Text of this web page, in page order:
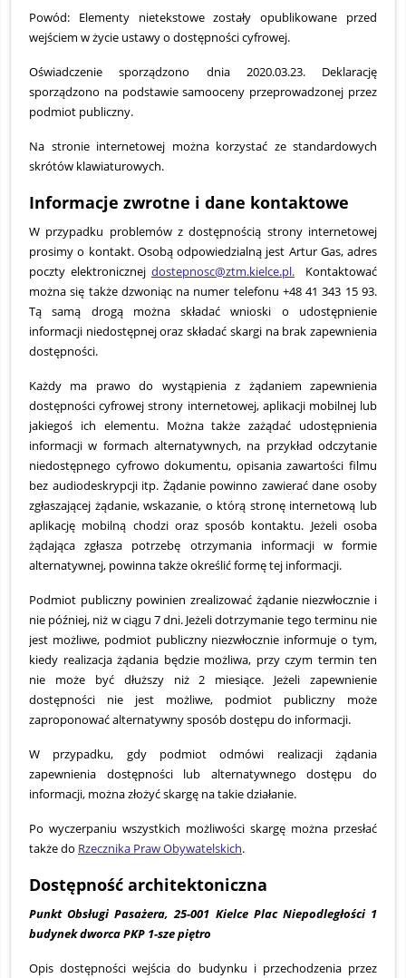
Powód: Elementy nietekstowe zostały opublikowane przed
wejściem w życie ustawy o dostępności cyfrowej.
Oświadczenie sporządzono dnia 2020.03.23. Deklarację
sporządzono na podstawie samooceny przeprowadzonej przez
podmiot publiczny.
Na stronie internetowej można korzystać ze standardowych
skrótów klawiaturowych.
Informacje zwrotne i dane kontaktowe
W przypadku problemów z dostępnością strony internetowej
prosimy o kontakt. Osobą odpowiedzialną jest Artur Gas, adres
poczty elektronicznej dostepnosc@ztm.kielce.pl. Kontaktować
można się także dzwoniąc na numer telefonu +48 41 343 15 93.
Tą samą drogą można składać wnioski o udostępnienie
informacji niedostępnej oraz składać skargi na brak zapewnienia
dostępności.
Każdy ma prawo do wystąpienia z żądaniem zapewnienia
dostępności cyfrowej strony internetowej, aplikacji mobilnej lub
jakiegoś ich elementu. Można także zażądać udostępnienia
informacji w formach alternatywnych, na przykład odczytanie
niedostępnego cyfrowo dokumentu, opisania zawartości filmu
bez audiodeskrypcji itp. Żądanie powinno zawierać dane osoby
zgłaszającej żądanie, wskazanie, o którą stronę internetową lub
aplikację mobilną chodzi oraz sposób kontaktu. Jeżeli osoba
żądająca zgłasza potrzebę otrzymania informacji w formie
alternatywnej, powinna także określić formę tej informacji.
Podmiot publiczny powinien zrealizować żądanie niezwłocznie i
nie później, niż w ciągu 7 dni. Jeżeli dotrzymanie tego terminu nie
jest możliwe, podmiot publiczny niezwłocznie informuje o tym,
kiedy realizacja żądania będzie możliwa, przy czym termin ten
nie może być dłuższy niż 2 miesiące. Jeżeli zapewnienie
dostępności nie jest możliwe, podmiot publiczny może
zaproponować alternatywny sposób dostępu do informacji.
W przypadku, gdy podmiot odmówi realizacji żądania
zapewnienia dostępności lub alternatywnego dostępu do
informacji, można złożyć skargę na takie działanie.
Po wyczerpaniu wszystkich możliwości skargę można przesłać
także do Rzecznika Praw Obywatelskich.
Dostępność architektoniczna
Punkt Obsługi Pasażera, 25-001 Kielce Plac Niepodległości 1
budynek dworca PKP 1-sze piętro
Opis dostępności wejścia do budynku i przechodzenia przez